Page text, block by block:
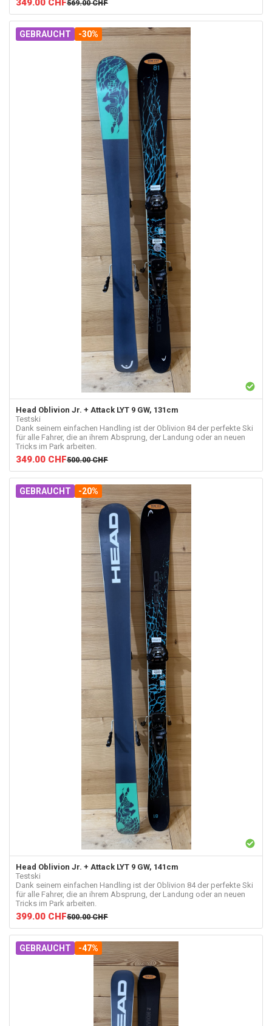
349.00 CHF569.00 CHF
GEBRAUCHT -30%
Head Oblivion Jr. + Attack LYT 9 GW, 131cm
Testski
Dank seinem einfachen Handling ist der Oblivion 84 der perfekte Ski
für alle Fahrer, die an ihrem Absprung, der Landung oder an neuen
Tricks im Park arbeiten.
349.00 CHF500.00 CHF
GEBRAUCHT -20%
Head Oblivion Jr. + Attack LYT 9 GW, 141cm
Testski
Dank seinem einfachen Handling ist der Oblivion 84 der perfekte Ski
für alle Fahrer, die an ihrem Absprung, der Landung oder an neuen
Tricks im Park arbeiten.
399.00 CHF500.00 CHF
GEBRAUCHT -47%